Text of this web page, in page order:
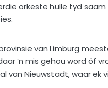
orkeste hulle tyd
van Limburg
’n mis gehou word óf
van Nieuwstadt, waar